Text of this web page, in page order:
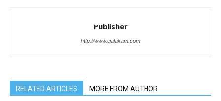
Publisher
http://www.ejalakam.com
RELATED ARTICLES MORE FROM AUTHOR